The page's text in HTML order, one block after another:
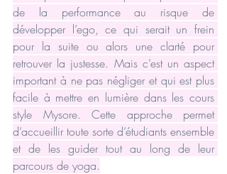
de la performance au risque de
développer l’ego, ce qui serait un frein
pour la suite ou alors une clarté pour
retrouver la justesse. Mais c’est un aspect
important à ne pas négliger et qui est plus
facile à mettre en lumière dans les cours
style Mysore. Cette approche permet
d’accueillir toute sorte d’étudiants ensemble
et de les guider tout au long de leur
parcours de yoga.